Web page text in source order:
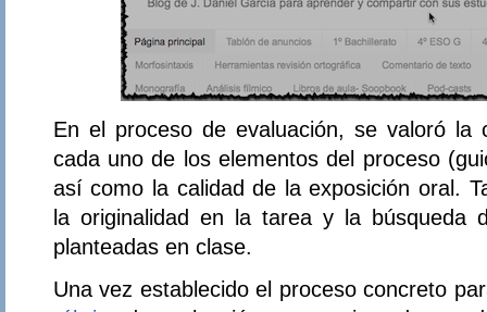
En el proceso de evaluación, se valoró la
cada uno de los elementos del proceso
así como la calidad de la exposición oral.
la originalidad en la tarea y la búsqueda
planteadas en clase.
Una vez establecido el proceso concreto